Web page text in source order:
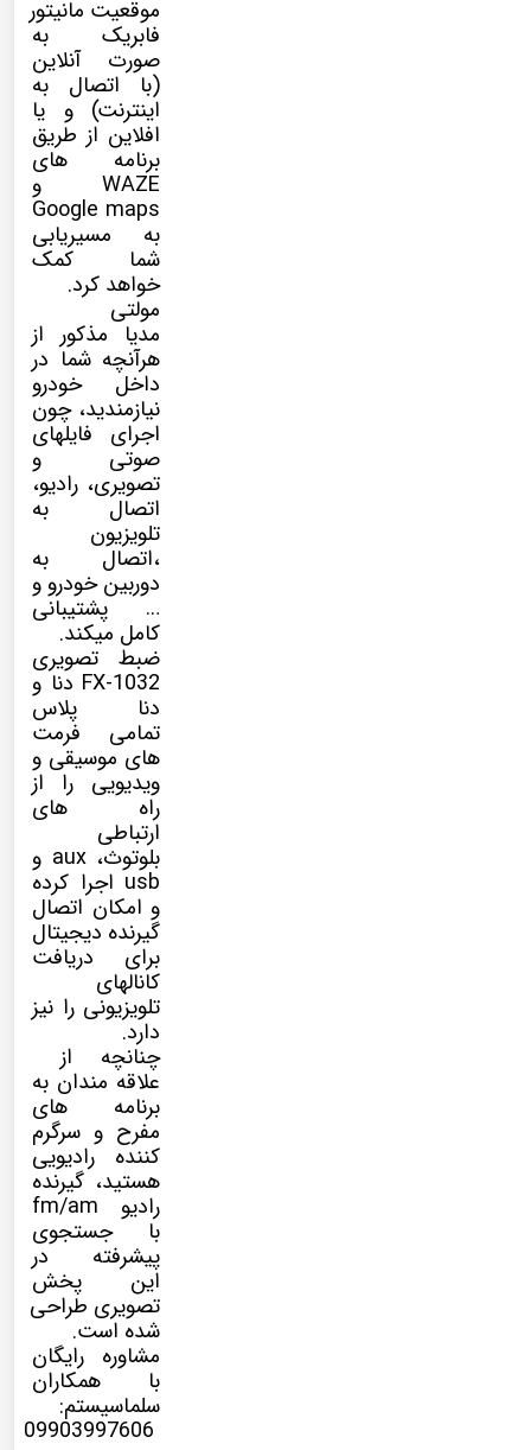
موقعیت مانیتور
فابریک به
صورت آنلاین
(با اتصال به
اینترنت) و یا
افلاین از طریق
برنامه های
WAZE و
Google maps
به مسیریابی
شما کمک
خواهد کرد.
مولتی
مدیا مذکور از
هرآنچه شما در
داخل خودرو
نیازمندید، چون
اجرای فایلهای
صوتی و
تصویری، رادیو،
اتصال به
تلویزیون
،اتصال به
دوربین خودرو و
… پشتیبانی
کامل میکند.
ضبط تصویری
FX-1032 دنا و
دنا پلاس
تمامی فرمت
های موسیقی و
ویدیویی را از
راه های
ارتباطی
بلوتوث، aux و
usb اجرا کرده
و امکان اتصال
گیرنده دیجیتال
برای دریافت
کانالهای
تلویزیونی را نیز
دارد.
چنانچه از
علاقه مندان به
برنامه های
مفرح و سرگرم
کننده رادیویی
هستید، گیرنده
رادیو fm/am
با جستجوی
پیشرفته در
این پخش
تصویری طراحی
شده است.
مشاوره رایگان
با همکاران
سلماسیستم:
09903997606